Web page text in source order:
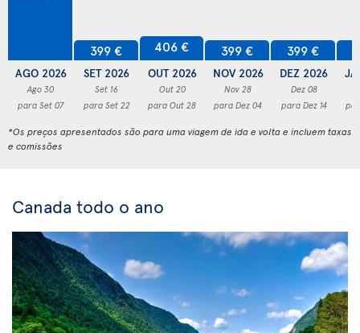
AGO 2026
Ago 30
para Set 07
399 €
SET 2026
Set 16
para Set 22
406 €
OUT 2026
Out 20
para Out 28
399 €
NOV 2026
Nov 28
para Dez 04
399 €
DEZ 2026
Dez 08
para Dez 14
*Os preços apresentados são para uma viagem de ida e volta e incluem taxas
e comissões
Canada todo o ano